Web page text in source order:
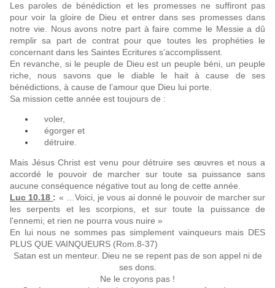
Les paroles de bénédiction et les promesses ne suffiront pas
pour voir la gloire de Dieu et entrer dans ses promesses dans
notre vie. Nous avons notre part à faire comme le Messie a dû
remplir sa part de contrat pour que toutes les prophéties le
concernant dans les Saintes Ecritures s’accomplissent.
En revanche, si le peuple de Dieu est un peuple béni, un peuple
riche, nous savons que le diable le hait à cause de ses
bénédictions, à cause de l’amour que Dieu lui porte.
Sa mission cette année est toujours de :
voler,
égorger et
détruire.
Mais Jésus Christ est venu pour détruire ses œuvres et nous a
accordé le pouvoir de marcher sur toute sa puissance sans
aucune conséquence négative tout au long de cette année.
Luc 10.18 : « …Voici, je vous ai donné le pouvoir de marcher sur
les serpents et les scorpions, et sur toute la puissance de
l'ennemi; et rien ne pourra vous nuire »
En lui nous ne sommes pas simplement vainqueurs mais DES
PLUS QUE VAINQUEURS (Rom.8-37)
Satan est un menteur. Dieu ne se repent pas de son appel ni de
ses dons.
Ne le croyons pas !